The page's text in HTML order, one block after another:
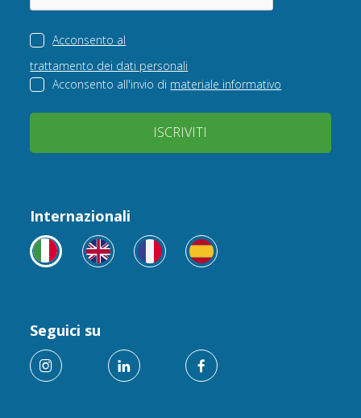
Acconsento al
trattamento dei dati personali
Acconsento all'invio di materiale informativo
ISCRIVITI
Internazionali
Seguici su